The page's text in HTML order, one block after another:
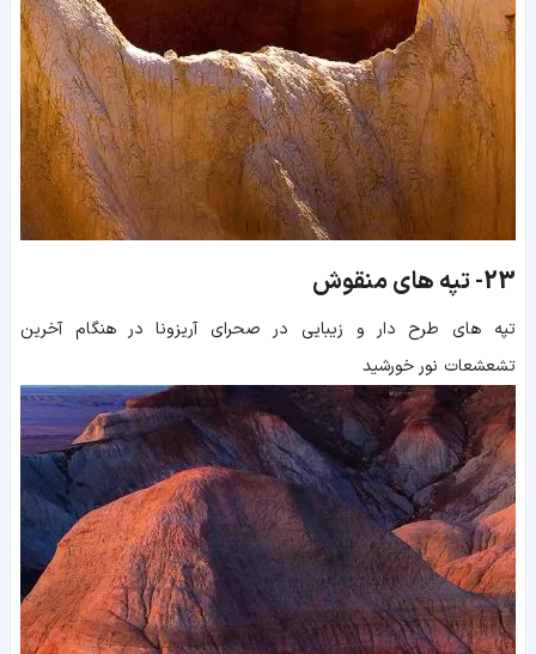
23- تپه های منقوش
تپه های طرح دار و زیبایی در صحرای آریزونا در هنگام آخرین
تشعشعات نور خورشید